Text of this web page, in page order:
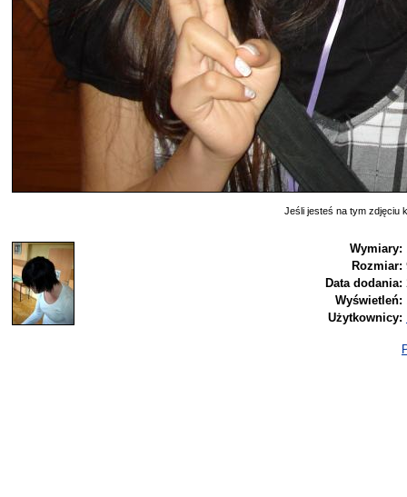
Jeśli jesteś na tym zdjęciu
Wymiary:
Rozmiar:
Data dodania:
Wyświetleń:
Użytkownicy: